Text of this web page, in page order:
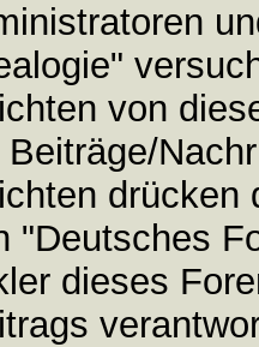
von
"Deutsches
dieses